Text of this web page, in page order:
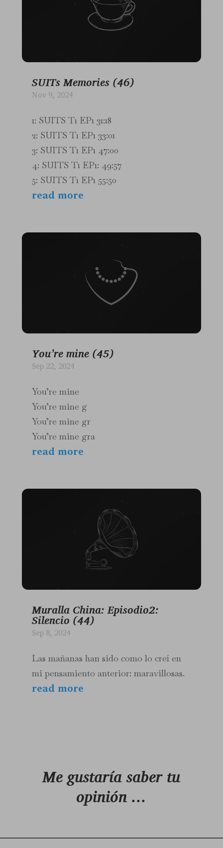
SUITs Memories (46)
Nov 9, 2024
1: SUITS T1 EP1 31:18
2: SUITS T1 EP1 33:01
3: SUITS T1 EP1 47:00
4: SUITS T1 EP1: 49:57
5: SUITS T1 EP1 55:50
read more
You’re mine (45)
Sep 22, 2024
You’re mine
You’re mine g
You’re mine gr
You’re mine gra
read more
Muralla China: Episodio2:
Silencio (44)
Sep 8, 2024
Las mañanas han sido como lo creí en
mi pensamiento anterior: maravillosas.
read more
Me gustaría saber tu
opinión …